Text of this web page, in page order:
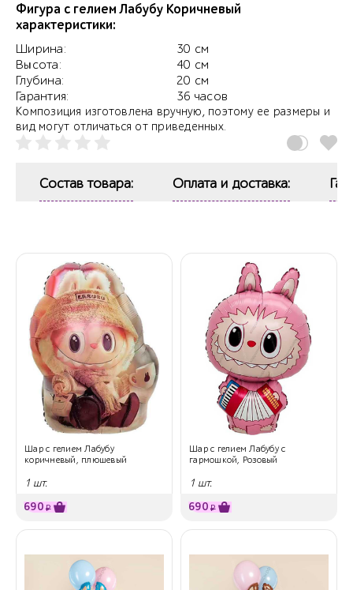
Фигура с гелием Лабубу Коричневый
характеристики:
Ширина:
Высота:
Глубина:
Гарантия:
30 см
40 см
20 см
36 часов
Композиция изготовлена вручную, поэтому ее размеры и
вид могут отличаться от приведенных.
Состав товара: Оплата и доставка:
Шар с гелием Лабубу
коричневый, плюшевый
1 шт.
690 ₽
Шар с гелием Лабубу с
гармошкой, Розовый
1 шт.
690 ₽